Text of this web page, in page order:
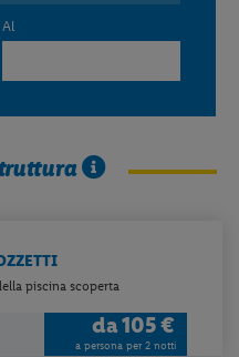
Al
piscina scoperta
da105 €
a persona per 2 notti